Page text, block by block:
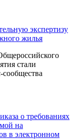
экспертизу
жилья
стали
сообщества
о требованиях
на
в электронном